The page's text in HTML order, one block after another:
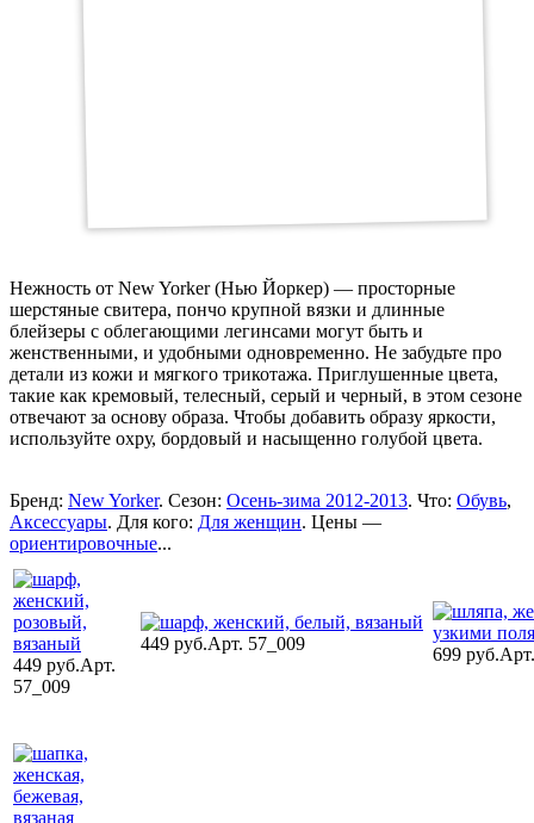
Нежность от New Yorker (Нью Йоркер) — просторные
шерстяные свитера, пончо крупной вязки и длинные
блейзеры с облегающими легинсами могут быть и
женственными, и удобными одновременно. Не забудьте про
детали из кожи и мягкого трикотажа. Приглушенные цвета,
такие как кремовый, телесный, серый и черный, в этом сезоне
отвечают за основу образа. Чтобы добавить образу яркости,
используйте охру, бордовый и насыщенно голубой цвета.
Бренд: New Yorker. Сезон: Осень-зима 2012-2013. Что: Обувь,
Аксессуары. Для кого: Для женщин. Цены —
ориентировочные...
449 руб.Арт.
57_009
449 руб.Арт. 57_009
699 руб.